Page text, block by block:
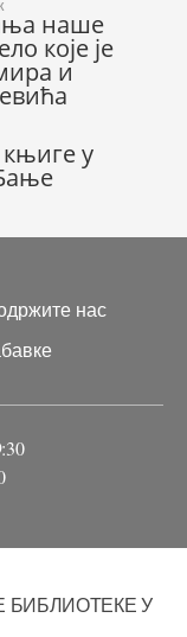
наше
које је
и
у
нас
У